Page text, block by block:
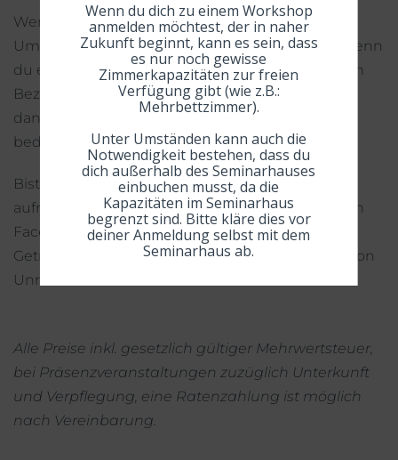
Wenn du es schaffen willst, wahrhaft mit deiner
Umwelt in Verbindung gehen zu können und wenn
du ein Leben leben möchtest, das von liebevollen
Beziehungen jedweder Art gekennzeichnet ist,
dann ist es wichtig, dass du zuerst lernst was es
bedeutet dich selbst wirklich zu lieben.
Bist du in der Lage ein Gefühl der Selbstliebe
aufrecht zu erhalten, wird sich dein Leben in allen
Facetten verändern. Du entwickelst dich von der
Getrenntheit zur Einheit, vom Mangel zur Fülle, von
Unruhe zu tiefem inneren Frieden.
Alle Preise inkl. gesetzlich gültiger Mehrwertsteuer,
bei Präsenzveranstaltungen zuzüglich Unterkunft
und Verpflegung, eine Ratenzahlung ist möglich
nach Vereinbarung.
Wenn du dich zu einem Workshop
anmelden möchtest, der in naher
Zukunft beginnt, kann es sein, dass
es nur noch gewisse
Zimmerkapazitäten zur freien
Verfügung gibt (wie z.B.:
Mehrbettzimmer).
Unter Umständen kann auch die
Notwendigkeit bestehen, dass du
dich außerhalb des Seminarhauses
einbuchen musst, da die
Kapazitäten im Seminarhaus
begrenzt sind. Bitte kläre dies vor
deiner Anmeldung selbst mit dem
Seminarhaus ab.